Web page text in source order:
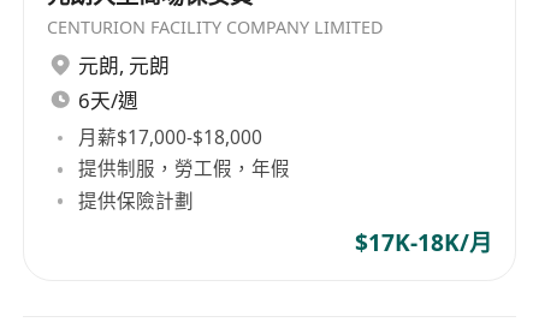
CENTURION FACILITY COMPANY LIMITED
元朗, 元朗
6天/週
月薪$17,000-$18,000
提供制服，勞工假，年假
提供保險計劃
$17K-18K/月